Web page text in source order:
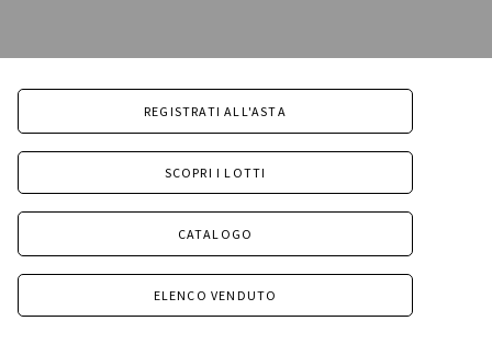
REGISTRATI ALL'ASTA
SCOPRI I LOTTI
CATALOGO
ELENCO VENDUTO